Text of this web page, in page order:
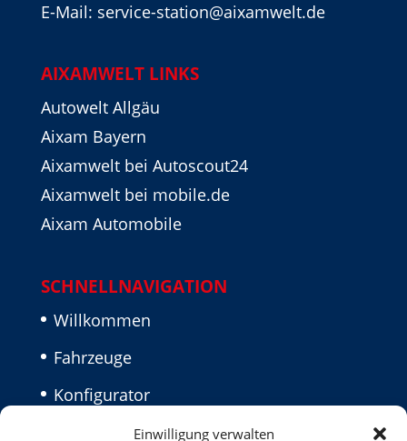
Einwilligung verwalten
E-Mail: service-station@aixamwelt.de
AIXAMWELT LINKS
Autowelt Allgäu
Aixam Bayern
Aixamwelt bei Autoscout24
Aixamwelt bei mobile.de
Aixam Automobile
SCHNELLNAVIGATION
Willkommen
Fahrzeuge
Konfigurator